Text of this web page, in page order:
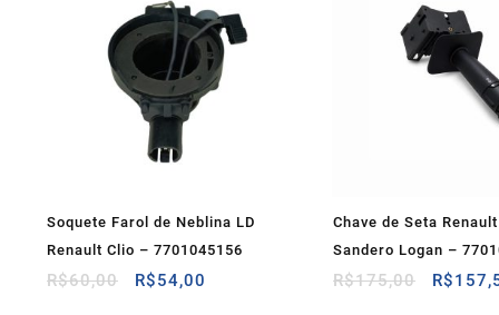
Soquete Farol de Neblina LD
Renault Clio – 7701045156
R$60,00
O
R$54,00
Chave de Seta
Sandero Logan –
R$175,00
O
R$